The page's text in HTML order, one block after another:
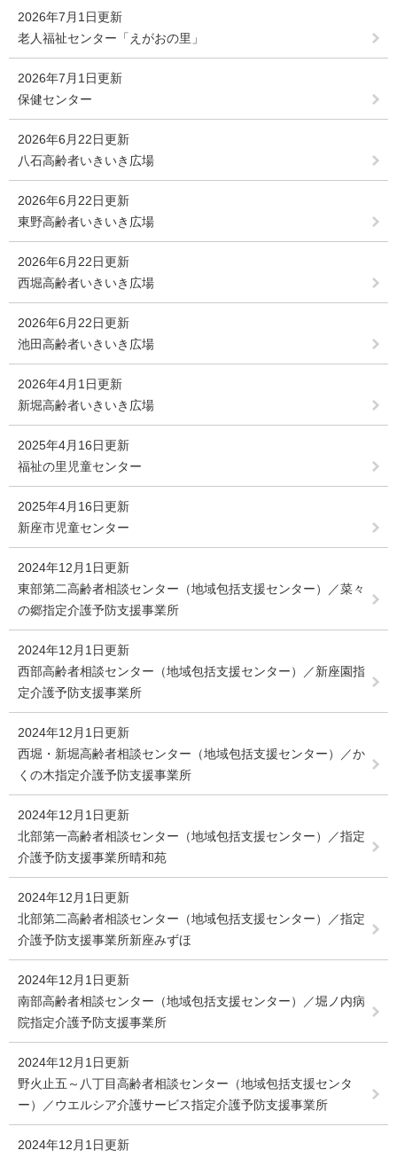
2026年7月1日更新
老人福祉センター「えがおの里」
2026年7月1日更新
保健センター
2026年6月22日更新
八石高齢者いきいき広場
2026年6月22日更新
東野高齢者いきいき広場
2026年6月22日更新
西堀高齢者いきいき広場
2026年6月22日更新
池田高齢者いきいき広場
2026年4月1日更新
新堀高齢者いきいき広場
2025年4月16日更新
福祉の里児童センター
2025年4月16日更新
新座市児童センター
2024年12月1日更新
東部第二高齢者相談センター（地域包括支援センター）／菜々
の郷指定介護予防支援事業所
2024年12月1日更新
西部高齢者相談センター（地域包括支援センター）／新座園指
定介護予防支援事業所
2024年12月1日更新
西堀・新堀高齢者相談センター（地域包括支援センター）／か
くの木指定介護予防支援事業所
2024年12月1日更新
北部第一高齢者相談センター（地域包括支援センター）／指定
介護予防支援事業所晴和苑
2024年12月1日更新
北部第二高齢者相談センター（地域包括支援センター）／指定
介護予防支援事業所新座みずほ
2024年12月1日更新
南部高齢者相談センター（地域包括支援センター）／堀ノ内病
院指定介護予防支援事業所
2024年12月1日更新
野火止五～八丁目高齢者相談センター（地域包括支援センタ
ー）／ウエルシア介護サービス指定介護予防支援事業所
2024年12月1日更新